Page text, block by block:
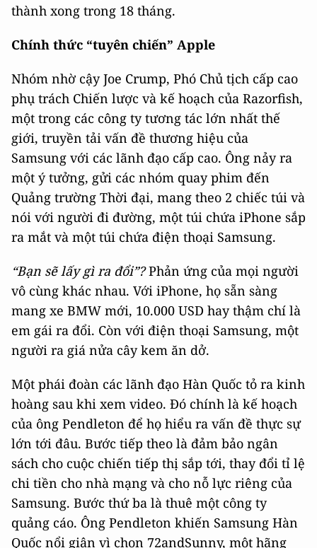
thành xong trong 18 tháng.
Chính thức “tuyên chiến” Apple
Nhóm nhờ cậy Joe Crump, Phó Chủ tịch cấp cao
phụ trách Chiến lược và kế hoạch của Razorfish,
một trong các công ty tương tác lớn nhất thế
giới, truyền tải vấn đề thương hiệu của
Samsung với các lãnh đạo cấp cao. Ông nảy ra
một ý tưởng, gửi các nhóm quay phim đến
Quảng trường Thời đại, mang theo 2 chiếc túi và
nói với người đi đường, một túi chứa iPhone sắp
ra mắt và một túi chứa điện thoại Samsung.
“Bạn sẽ lấy gì ra đổi”?Phản ứng của mọi người
vô cùng khác nhau. Với iPhone, họ sẵn sàng
mang xe BMW mới, 10.000 USD hay thậm chí là
em gái ra đổi. Còn với điện thoại Samsung, một
người ra giá nửa cây kem ăn dở.
Một phái đoàn các lãnh đạo Hàn Quốc tỏ ra kinh
hoàng sau khi xem video. Đó chính là kế hoạch
của ông Pendleton để họ hiểu ra vấn đề thực sự
lớn tới đâu. Bước tiếp theo là đảm bảo ngân
sách cho cuộc chiến tiếp thị sắp tới, thay đổi tỉ lệ
chi tiền cho nhà mạng và cho nỗ lực riêng của
Samsung. Bước thứ ba là thuê một công ty
quảng cáo. Ông Pendleton khiến Samsung Hàn
Quốc nổi giận vì chọn 72andSunny, một hãng